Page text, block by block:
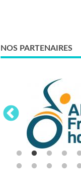
NOS PARTENAIRES